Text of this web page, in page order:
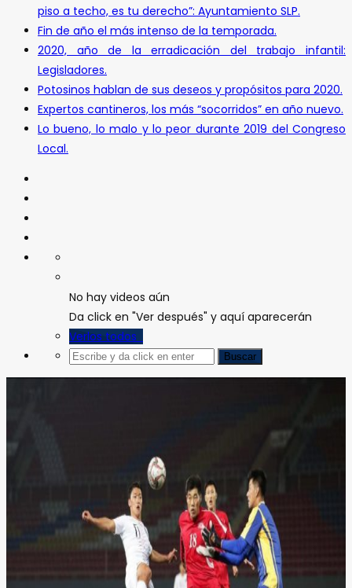
piso a techo, es tu derecho”: Ayuntamiento SLP.
Fin de año el más intenso de la temporada.
2020, año de la erradicación del trabajo infantil:
Legisladores.
Potosinos hablan de sus deseos y propósitos para 2020.
Expertos cantineros, los más “socorridos” en año nuevo.
Lo bueno, lo malo y lo peor durante 2019 del Congreso
Local.
No hay videos aún
Da click en "Ver después" y aquí aparecerán
Verlos todos